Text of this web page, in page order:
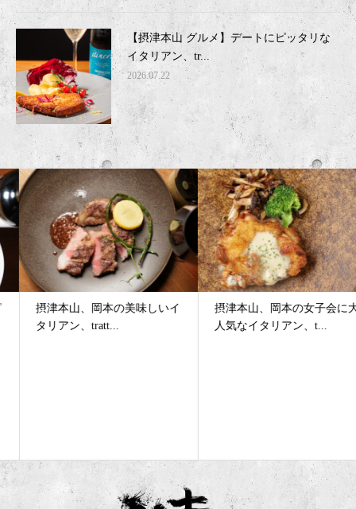
【摂津本山 グルメ】デートにピッタリな
イタリアン、tr...
2026.07.22
摂津本山、岡本の美味しいイ
タリアン、tratt...
摂津本山、岡本の女子会に大
人気なイタリアン、t...